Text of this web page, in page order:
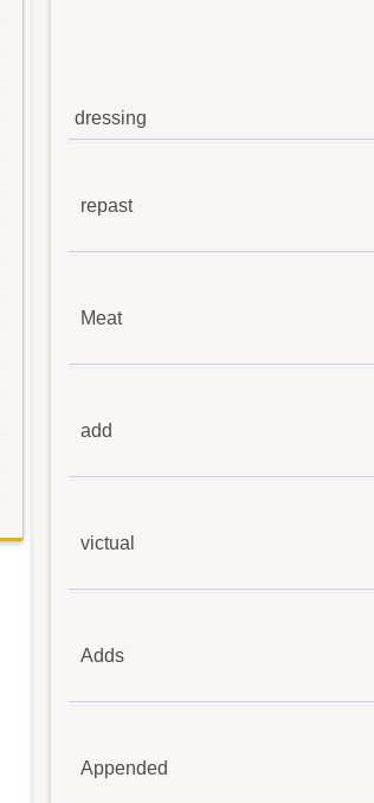
dressing
repast
Meat
add
victual
Adds
Appended